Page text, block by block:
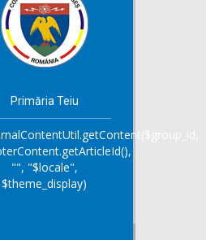
Primăria Teiu
"", "$locale",
$theme_display)